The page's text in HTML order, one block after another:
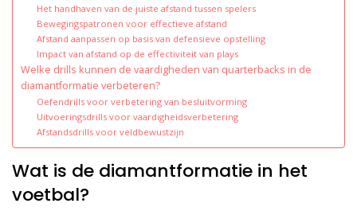
Het handhaven van de juiste afstand tussen spelers
Bewegingspatronen voor effectieve afstand
Afstand aanpassen op basis van defensieve opstelling
Impact van afstand op de effectiviteit van plays
Welke drills kunnen de vaardigheden van quarterbacks in de
diamantformatie verbeteren?
Oefendrills voor verbetering van besluitvorming
Uitvoeringsdrills voor vaardigheidsverbetering
Afstandsdrills voor veldbewustzijn
Wat is de diamantformatie in het
voetbal?